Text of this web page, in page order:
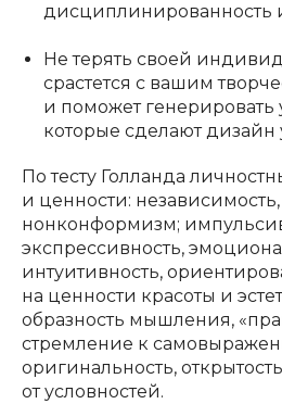
дисциплинированность
Не терять своей
срастется с вашим
и поможет
которые сделают дизайн
По тесту Голланда
и ценности: независимость,
нонконформизм;
экспрессивность,
интуитивность,
на ценности красоты и
образность мышления,
стремление к
оригинальность,
от условностей.